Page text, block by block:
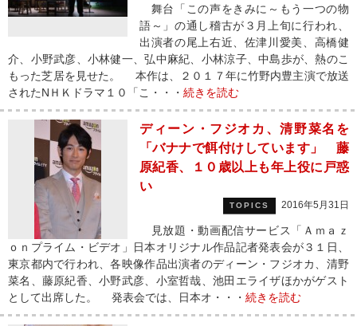
舞台「この声をきみに～もう一つの物
語～」の通し稽古が３月上旬に行われ、
出演者の尾上右近、佐津川愛美、高橋健
介、小野武彦、小林健一、弘中麻紀、小林涼子、中島歩が、熱のこ
もった芝居を見せた。 本作は、２０１７年に竹野内豊主演で放送
されたNＨＫドラマ１０「こ・・・ 続きを読む
ディーン・フジオカ、清野菜名を
「バナナで餌付けしています」 藤
原紀香、１０歳以上も年上役に戸惑
い
TOPICS 2016年5月31日
見放題・動画配信サービス「Ａｍａｚ
ｏｎプライム・ビデオ」日本オリジナル作品記者発表会が３１日、
東京都内で行われ、各映像作品出演者のディーン・フジオカ、清野
菜名、藤原紀香、小野武彦、小室哲哉、池田エライザほかがゲスト
として出席した。 発表会では、日本オ・・・ 続きを読む